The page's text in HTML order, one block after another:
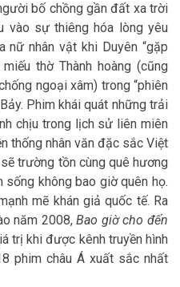
bố chồng gần đất xa trời
vào sự thiêng hóa lòng yêu
nhân vật khi Duyên “gặp
thờ Thành hoàng (cũng
ngoại xâm) trong “phiên
Phim khái quát những trải
chịu trong lịch sử liên miên
thống nhân văn đặc sắc Việt
trường tồn cùng quê hương
không bao giờ quên họ.
mẽ khán giả quốc tế. Ra
năm 2008,Bao giờ cho đến
trị khi được kênh truyền hình
phim châu Á xuất sắc nhất